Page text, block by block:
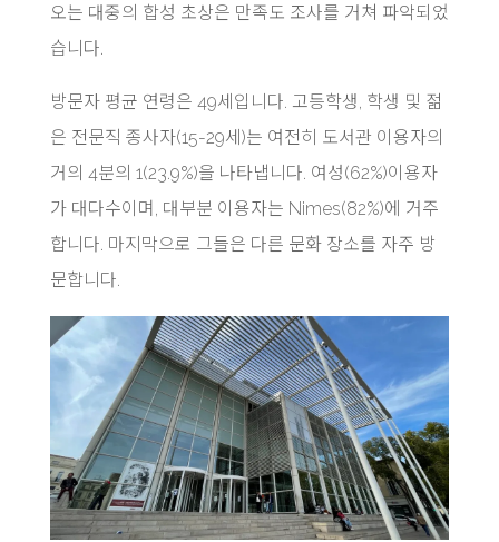
오는 대중의 합성 초상은 만족도 조사를 거쳐 파악되었
습니다.
방문자 평균 연령은 49세입니다. 고등학생, 학생 및 젊
은 전문직 종사자(15-29세)는 여전히 도서관 이용자의
거의 4분의 1(23.9%)을 나타냅니다. 여성(62%)이용자
가 대다수이며, 대부분 이용자는 Nimes(82%)에 거주
합니다. 마지막으로 그들은 다른 문화 장소를 자주 방
문합니다.